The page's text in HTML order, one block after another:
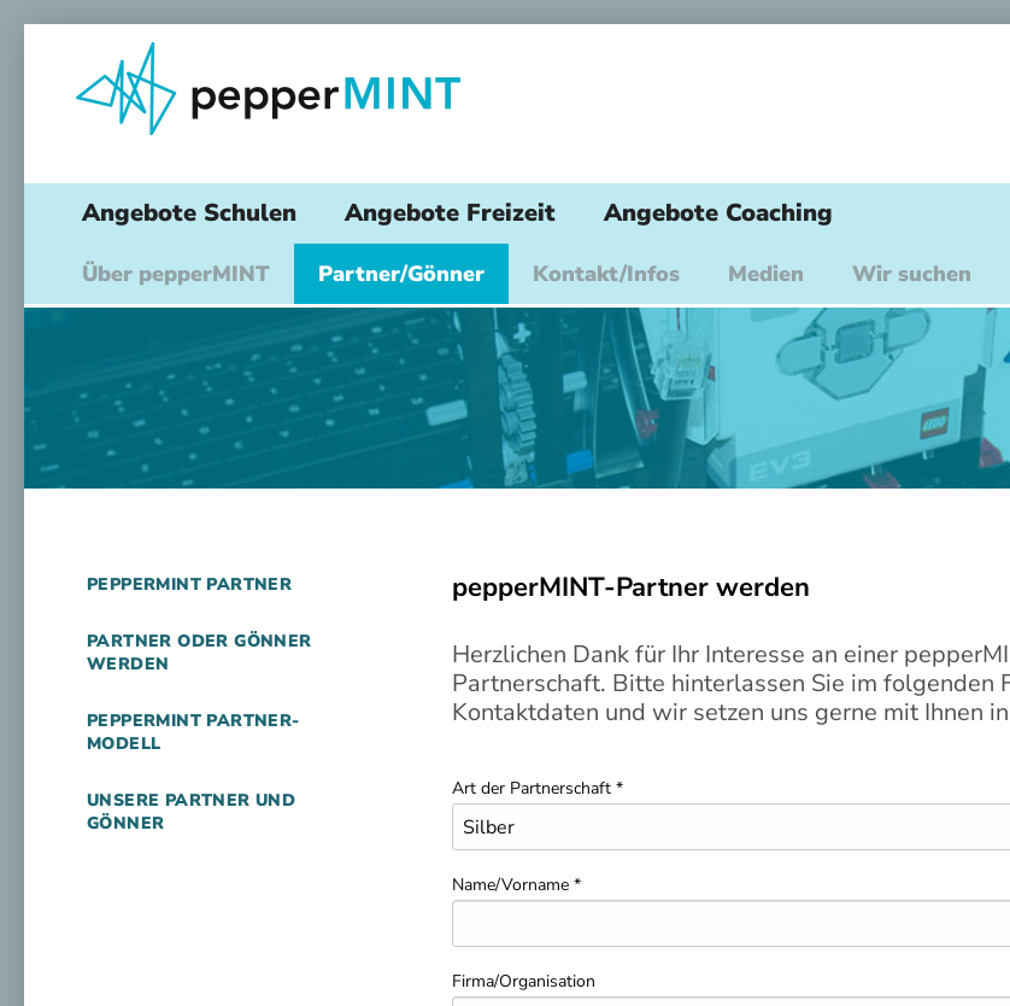
Angebote Schulen Angebote Freizeit Angebote Coaching
Über pepperMINT Partner/Gönner Kontakt/Infos Medien Wir suchen
PEPPERMINT PARTNER
PARTNER ODER GÖNNER
WERDEN
PEPPERMINT PARTNER-
MODELL
UNSERE PARTNER UND
GÖNNER
pepperMINT-Partner werden
Herzlichen Dank für Ihr Interesse an einer
Partnerschaft. Bitte hinterlassen Sie im folgenden
Kontaktdaten und wir setzen uns gerne mit Ihnen
Art der Partnerschaft *
Name/Vorname *
Firma/Organisation